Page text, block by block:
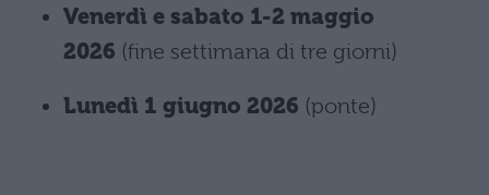
Venerdì e sabato 1-2 maggio
2026 (fine settimana di tre giorni)
Lunedì 1 giugno 2026 (ponte)